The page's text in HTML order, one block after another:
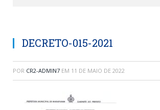
DECRETO-015-2021
POR CR2-ADMIN7 EM 11 DE MAIO DE 2022